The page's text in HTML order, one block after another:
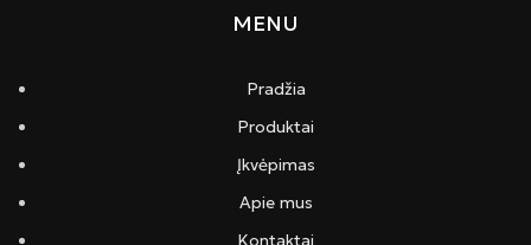
MENU
Pradžia
Produktai
Įkvėpimas
Apie mus
Kontaktai